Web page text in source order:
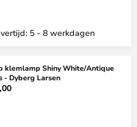
5 - 8 werkdagen
klemlamp Shiny White/Antique
- Dyberg Larsen